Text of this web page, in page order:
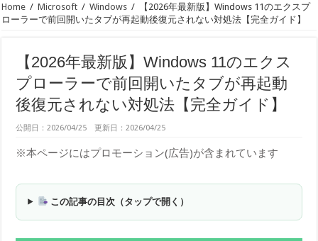
Home / Microsoft / Windows /
【2026年最新版】Windows 11のエクスプ
ローラーで前回開いたタブが再起動後復元されない対処法【完全ガイド】
【2026年最新版】Windows 11のエクス
プローラーで前回開いたタブが再起動
後復元されない対処法【完全ガイド】
公開日：2026/04/25 更新日：2026/04/25
※本ページにはプロモーション(広告)が含まれています
この記事の目次（タップで開く）